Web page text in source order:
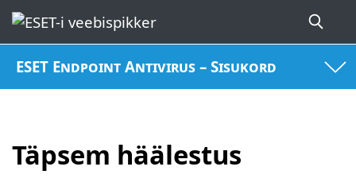
ESET Endpoint Antivirus – Sisukord
Täpsem häälestus